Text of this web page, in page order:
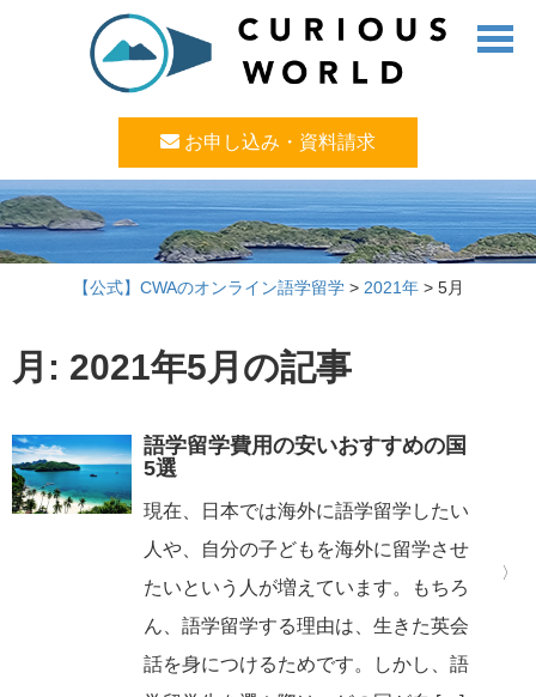
お申し込み・資料請求
【公式】CWAのオンライン語学留学> 2021年> 5月
月: 2021年5月 の記事
語学留学費用の安いおすすめの国
5選
現在、日本では海外に語学留学したい
人や、自分の子どもを海外に留学させ
たいという人が増えています。もちろ
ん、語学留学する理由は、生きた英会
話を身につけるためです。しかし、語